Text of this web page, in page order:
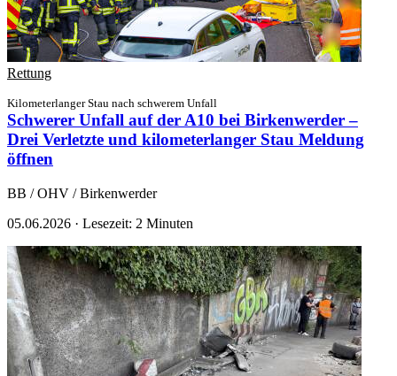
Rettung
Kilometerlanger Stau nach schwerem Unfall
Schwerer Unfall auf der A10 bei Birkenwerder –
Drei Verletzte und kilometerlanger Stau Meldung
öffnen
BB / OHV / Birkenwerder
05.06.2026 · Lesezeit: 2 Minuten